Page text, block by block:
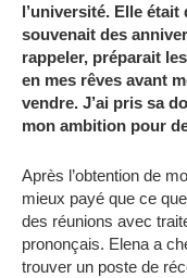
l’université. Elle était
souvenait des
rappeler, préparait
en mes rêves avant
vendre. J’ai pris sa
mon ambition pour
Après l’obtention de
mieux payé que ce
des réunions avec
prononçais. Elena a
trouver un poste de